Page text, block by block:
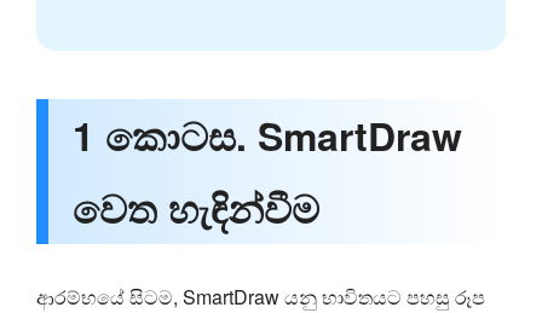
1 කොටස. SmartDraw
වෙත හැඳින්වීම
ආරම්භයේ සිටම, SmartDraw යනු භාවිතයට පහසු රූප